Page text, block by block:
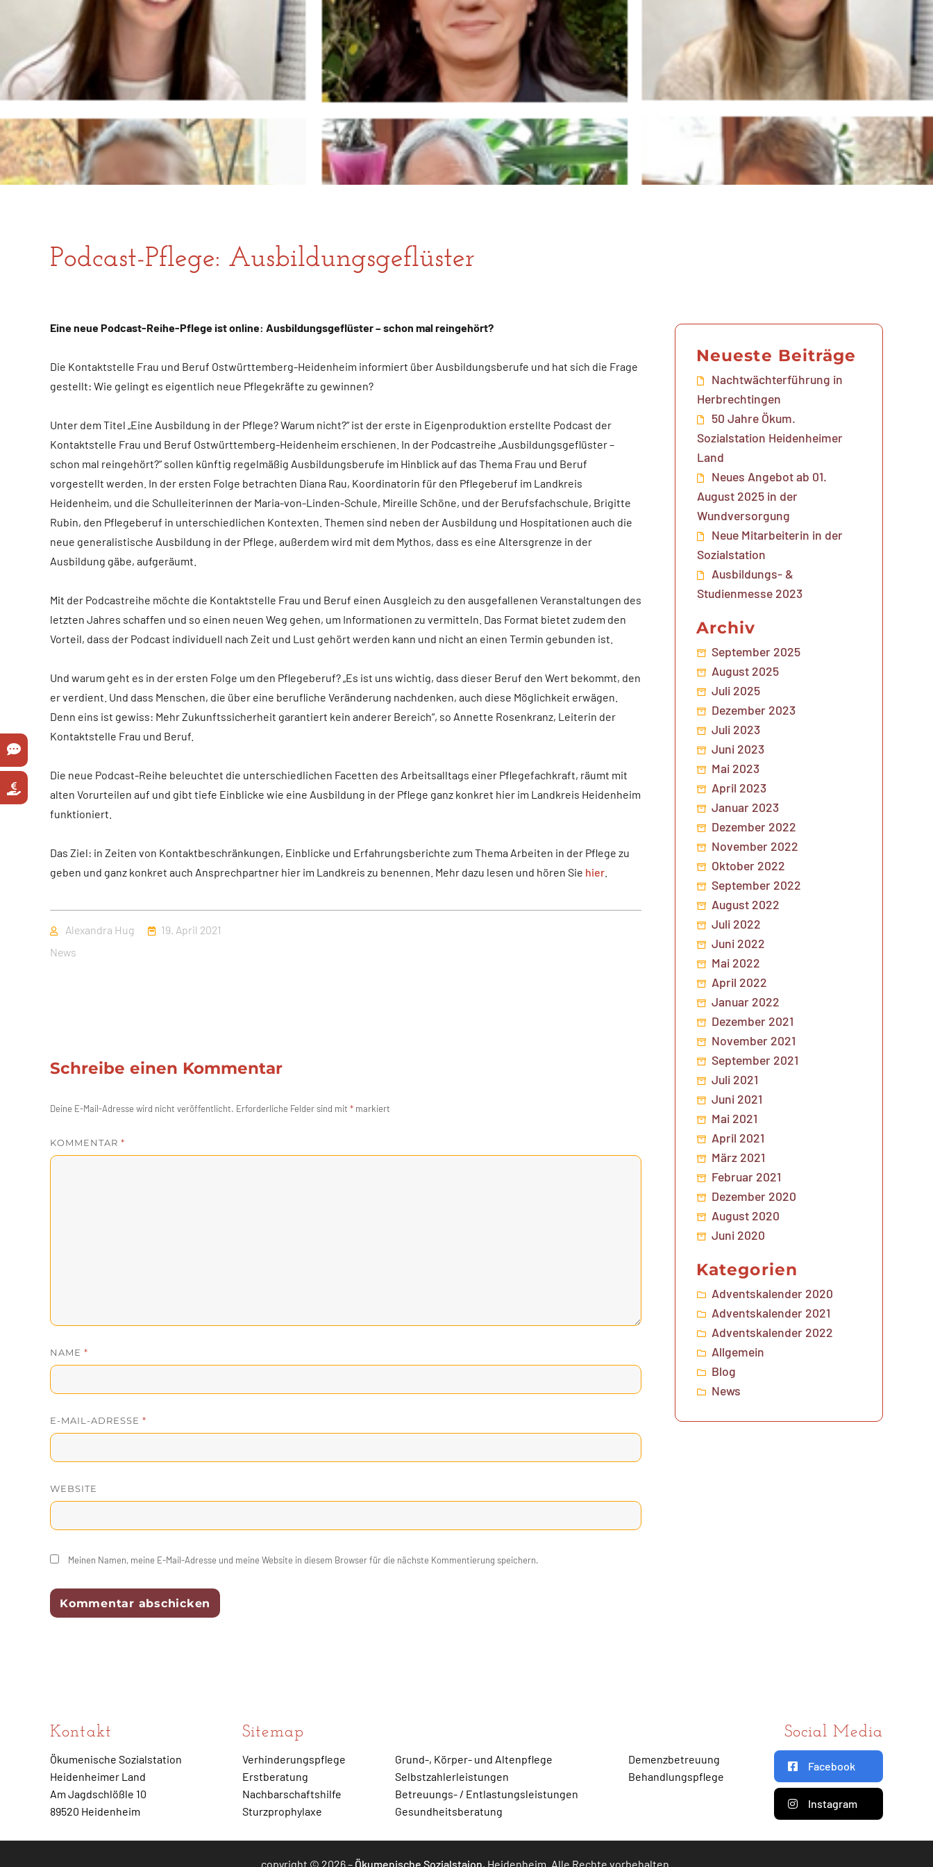
Podcast-Pflege: Ausbildungsgeflüster
Eine neue Podcast-Reihe-Pflege ist online: Ausbildungsgeflüster – schon mal reingehört?
Die Kontaktstelle Frau und Beruf Ostwürttemberg-Heidenheim informiert über Ausbildungsberufe und hat sich die Frage
gestellt: Wie gelingt es eigentlich neue Pflegekräfte zu gewinnen?
Unter dem Titel „Eine Ausbildung in der Pflege? Warum nicht?“ ist der erste in Eigenproduktion erstellte Podcast der
Kontaktstelle Frau und Beruf Ostwürttemberg-Heidenheim erschienen. In der Podcastreihe „Ausbildungsgeflüster –
schon mal reingehört?“ sollen künftig regelmäßig Ausbildungsberufe im Hinblick auf das Thema Frau und Beruf
vorgestellt werden. In der ersten Folge betrachten Diana Rau, Koordinatorin für den Pflegeberuf im Landkreis
Heidenheim, und die Schulleiterinnen der Maria-von-Linden-Schule, Mireille Schöne, und der Berufsfachschule, Brigitte
Rubin, den Pflegeberuf in unterschiedlichen Kontexten. Themen sind neben der Ausbildung und Hospitationen auch die
neue generalistische Ausbildung in der Pflege, außerdem wird mit dem Mythos, dass es eine Altersgrenze in der
Ausbildung gäbe, aufgeräumt.
Mit der Podcastreihe möchte die Kontaktstelle Frau und Beruf einen Ausgleich zu den ausgefallenen Veranstaltungen des
letzten Jahres schaffen und so einen neuen Weg gehen, um Informationen zu vermitteln. Das Format bietet zudem den
Vorteil, dass der Podcast individuell nach Zeit und Lust gehört werden kann und nicht an einen Termin gebunden ist.
Und warum geht es in der ersten Folge um den Pflegeberuf? „Es ist uns wichtig, dass dieser Beruf den Wert bekommt, den
er verdient. Und dass Menschen, die über eine berufliche Veränderung nachdenken, auch diese Möglichkeit erwägen.
Denn eins ist gewiss: Mehr Zukunftssicherheit garantiert kein anderer Bereich“, so Annette Rosenkranz, Leiterin der
Kontaktstelle Frau und Beruf.
Die neue Podcast-Reihe beleuchtet die unterschiedlichen Facetten des Arbeitsalltags einer Pflegefachkraft, räumt mit
alten Vorurteilen auf und gibt tiefe Einblicke wie eine Ausbildung in der Pflege ganz konkret hier im Landkreis Heidenheim
funktioniert.
Das Ziel: in Zeiten von Kontaktbeschränkungen, Einblicke und Erfahrungsberichte zum Thema Arbeiten in der Pflege zu
geben und ganz konkret auch Ansprechpartner hier im Landkreis zu benennen. Mehr dazu lesen und hören Sie hier
Autor
Alexandra Hug
Veröffentlicht
19. April 2021
Kategorien
News
Schreibe einen Kommentar
Deine E-Mail-Adresse wird nicht veröffentlicht. Erforderliche Felder sind mit * markiert
KOMMENTAR *
NAME *
E-MAIL-ADRESSE *
WEBSITE
Meinen Namen, meine E-Mail-Adresse und meine Website in diesem Browser für die nächste Kommentierung speichern.
Kontakt
Ökumenische Sozialstation
Heidenheimer Land
Am Jagdschlößle 10
89520 Heidenheim
Sitemap
Verhinderungspflege
Erstberatung
Nachbarschaftshilfe
Sturzprophylaxe
Grund-, Körper- und Altenpflege
Selbstzahlerleistungen
Betreuungs- / Entlastungsleistungen
Gesundheitsberatung
Demenzbetreuung
Behandlungspflege
Social Media
Facebook
Instagram
Neueste Beiträge
Nachtwächterführung in
Herbrechtingen
50 Jahre Ökum.
Sozialstation Heidenheimer
Land
Neues Angebot ab 01.
August 2025 in der
Wundversorgung
Neue Mitarbeiterin in der
Sozialstation
Ausbildungs- &
Studienmesse 2023
Archiv
September 2025
August 2025
Juli 2025
Dezember 2023
Juli 2023
Juni 2023
Mai 2023
April 2023
Januar 2023
Dezember 2022
November 2022
Oktober 2022
September 2022
August 2022
Juli 2022
Juni 2022
Mai 2022
April 2022
Januar 2022
Dezember 2021
November 2021
September 2021
Juli 2021
Juni 2021
Mai 2021
April 2021
März 2021
Februar 2021
Dezember 2020
August 2020
Juni 2020
Kategorien
Adventskalender 2020
Adventskalender 2021
Adventskalender 2022
Allgemein
Blog
News
copyright © 2026 – Ökumenische Sozialstaion, Heidenheim. Alle Rechte vorbehalten.